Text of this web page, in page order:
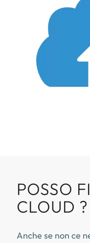
POSSO
CLOUD ?
Anche se non ce